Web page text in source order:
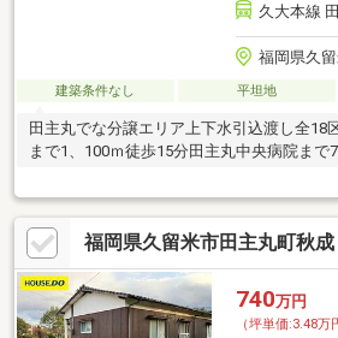
久大本線
福岡県久
建築条件なし 平坦地
田主丸でな分譲エリア上下水引込渡し全18
まで1、100ｍ徒歩15分田主丸中央病院まで
福岡県久留米市田主丸町秋成
740万円
（坪単価:3.48万